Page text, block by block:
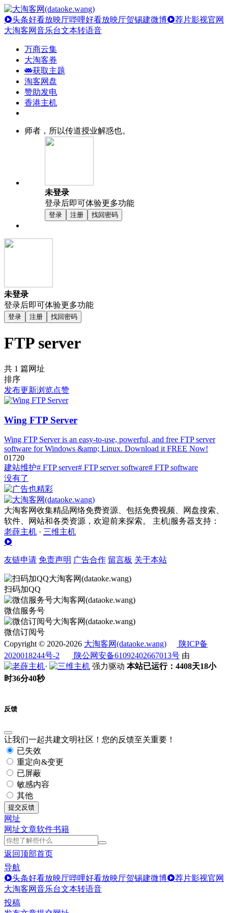
头条好看放映厅哔哩好看放映厅贺锡建微博
荐片影视官网
大淘客网音乐台文本转语音
万商云集
大淘客券
获取主题
淘客网盘
赞助发电
香港主机
师者，所以传道授业解惑也。
未登录
登录后即可体验更多功能
登录 注册 找回密码
未登录
登录后即可体验更多功能
登录 注册 找回密码
FTP server
共 1 篇网址
排序
发布更新浏览点赞
Wing FTP Server
Wing FTP Server is an easy-to-use, powerful, and free FTP server
software for Windows &amp; Linux. Download it FREE Now!
01720
建站维护# FTP server# FTP server software# FTP software
没有了
大淘客网收集精品网络免费资源、包括免费视频、网盘搜索、
软件、网站和各类资源，欢迎前来探索。 主机|服务器支持：
老薛主机 · 三维主机
友链申请 免责声明 广告合作 留言板 关于本站
扫码加QQ
微信服务号
微信订阅号
Copyright © 2020-2026 大淘客网(dataoke.wang)
陕ICP备
2020018244号-2
陕公网安备61092402667013号 由
·
强力驱动 本站已运行：4408天18小
时36分40秒
反馈
让我们一起共建文明社区！您的反馈至关重要！
已失效
重定向&变更
已屏蔽
敏感内容
其他
提交反馈
网址
网址文章软件书籍
返回顶部首页
导航
头条好看放映厅哔哩好看放映厅贺锡建微博
荐片影视官网
大淘客网音乐台文本转语音
投稿